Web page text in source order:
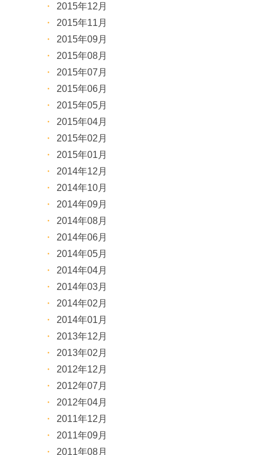
2015年12月
2015年11月
2015年09月
2015年08月
2015年07月
2015年06月
2015年05月
2015年04月
2015年02月
2015年01月
2014年12月
2014年10月
2014年09月
2014年08月
2014年06月
2014年05月
2014年04月
2014年03月
2014年02月
2014年01月
2013年12月
2013年02月
2012年12月
2012年07月
2012年04月
2011年12月
2011年09月
2011年08月